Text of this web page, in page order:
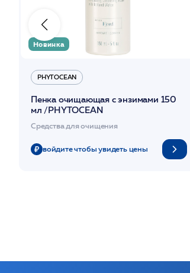
Новинка
PHYTOCEAN
Пенка очищающая с энзимами 150
мл /PHYTOCEAN
Средства для очищения
войдите чтобы увидеть цены